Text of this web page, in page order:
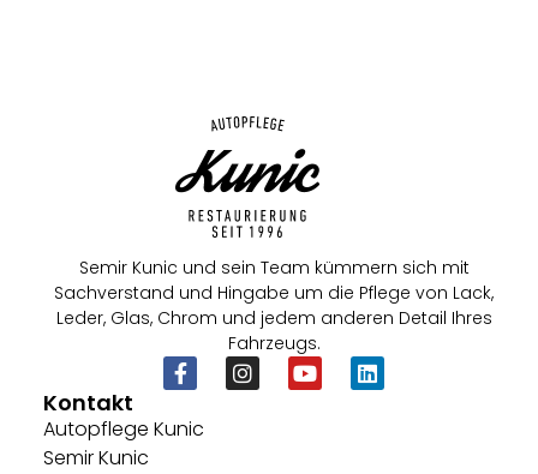
Semir Kunic und sein Team kümmern sich mit
Sachverstand und Hingabe um die Pflege von Lack,
Leder, Glas, Chrom und jedem anderen Detail Ihres
Fahrzeugs.
Kontakt
Autopflege Kunic
Semir Kunic